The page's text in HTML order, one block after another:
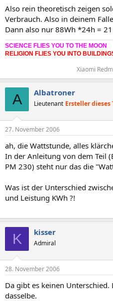
Also rein theoretisch zeigen
Verbrauch. Also in deinem
Dann also nur 88Wh *24h =
SCIENCE FLIES YOU TO THE MOON
RELIGION FLIES YOU INTO
Xiaomi
A Albatroner
Lieutenant Ersteller dieses
27. November 2006
ah, die Wattstunde, alles
In der Anleitung von dem Teil
PM 230) steht nur das die
Was ist der Unterschied
und Leistung KWh ?!
K kisser
Admiral
28. November 2006
Da gibt es keinen
dasselbe.